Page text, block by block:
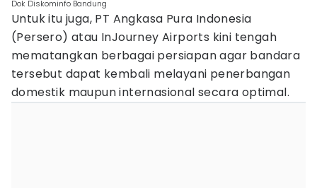
Dok Diskominfo Bandung
Untuk itu juga, PT Angkasa Pura Indonesia
(Persero) atau InJourney Airports kini tengah
mematangkan berbagai persiapan agar bandara
tersebut dapat kembali melayani penerbangan
domestik maupun internasional secara optimal.